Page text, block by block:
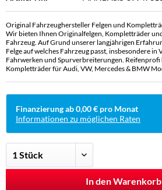
Original Fahrzeughersteller Felgen und
Wir bieten Ihnen Originalfelgen, Kompletträder
Fahrzeug. Auf Grund unserer langjährigen
Felge auf welches Fahrzeug passt, insbesondere
Fahrwerken und Spurverbreiterungen.
Kompletträder für Audi, VW, Mercedes & BMW
Finanzierung ab 0,00 € pro Monat
Informationen zu möglichen Raten
In den Warenkorb